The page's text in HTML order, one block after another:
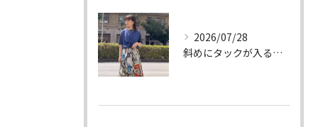
2026/07/28
斜めにタックが入る事でスカートに綺麗な流れができ、品の良さを...